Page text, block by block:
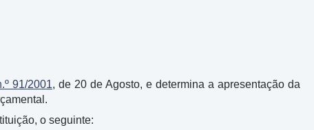
91/2001, de 20 de Agosto, e determina a apresentação da
o seguinte: